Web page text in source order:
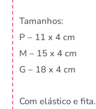
Tamanhos:
P – 11 x 4 cm
M – 15 x 4 cm
G – 18 x 4 cm
Com elástico e fita.